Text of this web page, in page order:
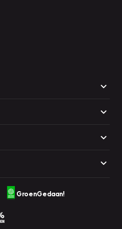
GroenGedaan!